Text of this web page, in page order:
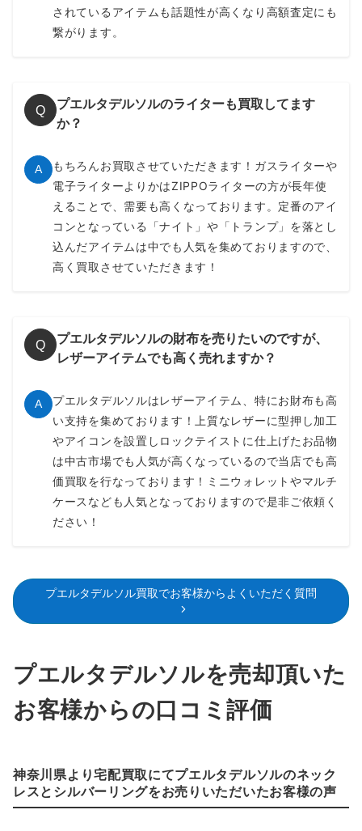
されているアイテムも話題性が高くなり高額査定にも
繋がります。
Q
プエルタデルソルのライターも買取してます
か？
A
もちろんお買取させていただきます！ガスライターや
電子ライターよりかはZIPPOライターの方が長年使
えることで、需要も高くなっております。定番のアイ
コンとなっている「ナイト」や「トランプ」を落とし
込んだアイテムは中でも人気を集めておりますので、
高く買取させていただきます！
Q
プエルタデルソルの財布を売りたいのですが、
レザーアイテムでも高く売れますか？
A
プエルタデルソルはレザーアイテム、特にお財布も高
い支持を集めております！上質なレザーに型押し加工
やアイコンを設置しロックテイストに仕上げたお品物
は中古市場でも人気が高くなっているので当店でも高
価買取を行なっております！ミニウォレットやマルチ
ケースなども人気となっておりますので是非ご依頼く
ださい！
プエルタデルソル買取でお客様からよくいただく質問
プエルタデルソルを売却頂いた
お客様からの口コミ評価
神奈川県より宅配買取にてプエルタデルソルのネック
レスとシルバーリングをお売りいただいたお客様の声